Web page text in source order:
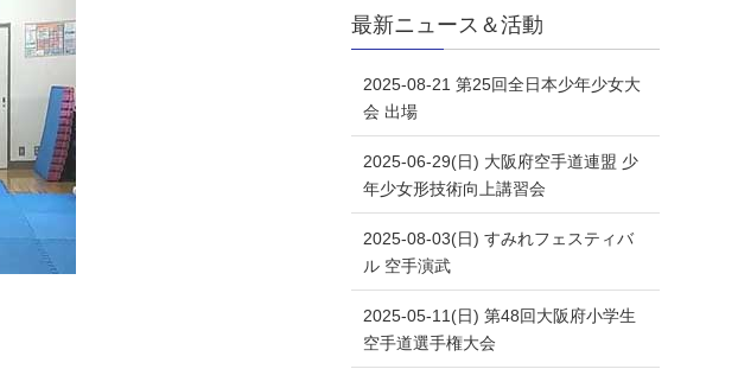
最新ニュース＆活動
2025-08-21 第25回全日本少年少女大
会 出場
2025-06-29(日) 大阪府空手道連盟 少
年少女形技術向上講習会
2025-08-03(日) すみれフェスティバ
ル 空手演武
2025-05-11(日) 第48回大阪府小学生
空手道選手権大会